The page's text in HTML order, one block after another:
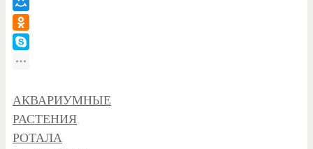
АКВАРИУМНЫЕ
РАСТЕНИЯ,
РОТАЛА